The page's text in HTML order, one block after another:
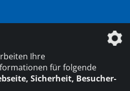
ist ein Unternehmen der
Ihre
für folgende
Sicherheit, Besucher-